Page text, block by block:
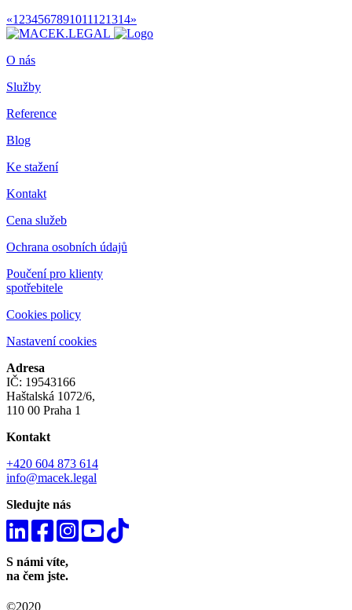
«1 234567891011121314»
O nás
Služby
Reference
Blog
Ke stažení
Kontakt
Cena služeb
Ochrana osobních údajů
Poučení pro klienty
spotřebitele
Cookies policy
Nastavení cookies
Adresa
IČ: 19543166
Haštalská 1072/6,
110 00 Praha 1
Kontakt
+420 604 873 614
info@macek.legal
Sledujte nás
S námi víte,
na čem jste.
©2020